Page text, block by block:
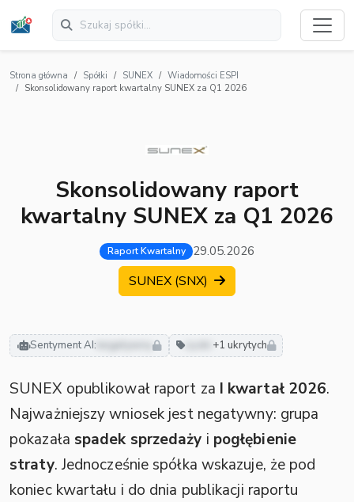
Strona główna Spółki SUNEX
Wiadomości ESPI
Skonsolidowany raport kwartalny SUNEX za Q1 2026
Skonsolidowany raport
kwartalny SUNEX za Q1 2026
Raport Kwartalny 29.05.2026
SUNEX (SNX)
Sentyment AI: negatywny +1 ukrytych
SUNEX opublikował raport za I kwartał 2026.
Najważniejszy wniosek jest negatywny: grupa
pokazała spadek sprzedaży i pogłębienie
straty. Jednocześnie spółka wskazuje, że pod
koniec kwartału i do dnia publikacji raportu